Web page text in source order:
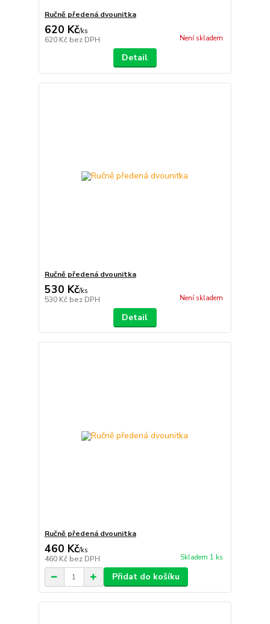
Ručně předená dvounitka
620 Kč/ks
620 Kč bez DPH Není skladem
Detail
Ručně předená dvounitka
530 Kč/ks
530 Kč bez DPH Není skladem
Detail
Ručně předená dvounitka
460 Kč/ks
460 Kč bez DPH Skladem 1 ks
Přidat do košíku